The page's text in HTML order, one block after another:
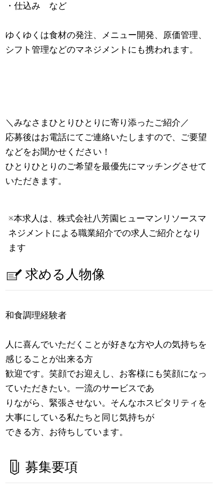
・仕込み など
ゆくゆくは食材の発注、メニュー開発、原価管理、
シフト管理などのマネジメントにも携われます。
＼みなさまひとりひとりに寄り添ったご紹介／
応募後はお電話にてご連絡いたしますので、ご要望
などをお聞かせください！
ひとりひとりのご希望を最優先にマッチングさせて
いただきます。
※本求人は、株式会社八芳園ヒューマンリソースマ
ネジメントによる職業紹介での求人ご紹介となり
ます
求める人物像
和食調理経験者
人に喜んでいただくことが好きな方や人の気持ちを
感じることが出来る方
歓迎です。笑顔でお迎えし、お客様にも笑顔になっ
ていただきたい。一流のサービスであ
りながら、緊張させない。そんなホスピタリティを
大事にしている私たちと同じ気持ちが
できる方、お待ちしています。
募集要項